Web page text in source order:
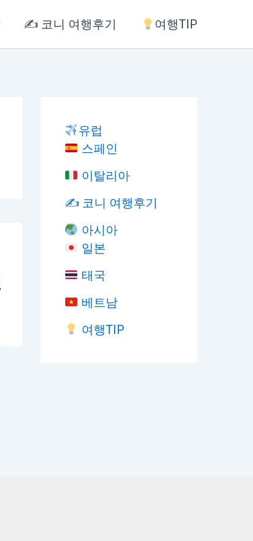
✍️ 코니 여행후기 여행TIP
유럽
스페인
이탈리아
✍️ 코니 여행후기
아시아
일본
태국
베트남
여행TIP